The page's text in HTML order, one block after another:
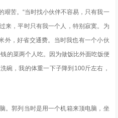
艰苦。“当时找小伙伴不容易，只有我一
来，平时只有我一个人，特别寂寞。为
外，好省交通费。当时我也有一个小伙
的菜两个人吃。因为做饭比外面吃饭便
碗，我的体重一下子降到100斤左右，
。郭列当时是用一个机箱来顶电脑，坐